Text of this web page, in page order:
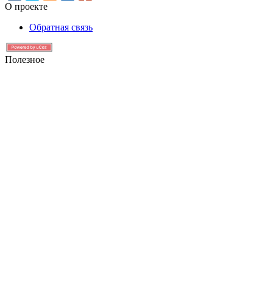
О проекте
Обратная связь
Полезное